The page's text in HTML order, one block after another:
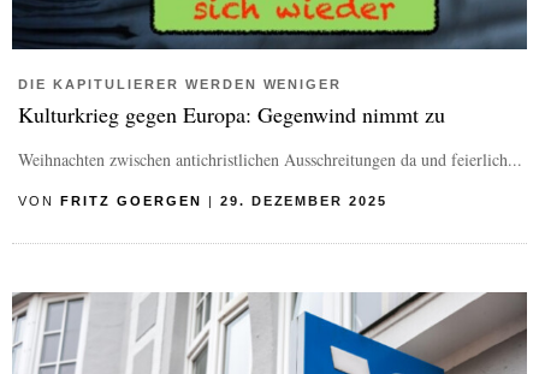
DIE KAPITULIERER WERDEN WENIGER
Kulturkrieg gegen Europa: Gegenwind nimmt zu
Weihnachten zwischen antichristlichen Ausschreitungen da und feierlich...
VON FRITZ GOERGEN | 29. DEZEMBER 2025